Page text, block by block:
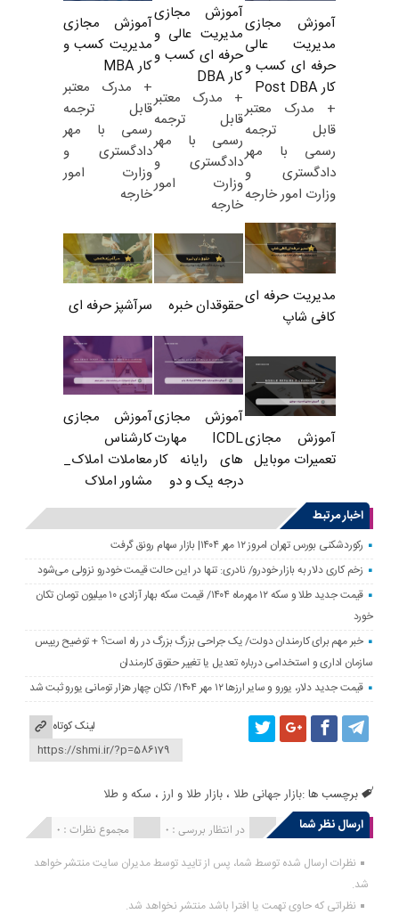
آموزش مجازی
مدیریت عالی
حرفه ای کسب و
کار Post DBA
+ مدرک معتبر
قابل ترجمه
رسمی با مهر
دادگستری و
وزارت امور خارجه
آموزش مجازی
مدیریت عالی و
حرفه ای کسب و
کار DBA
+ مدرک معتبر
قابل ترجمه
رسمی با مهر
دادگستری و
وزارت امور
خارجه
آموزش مجازی
مدیریت کسب و
کار MBA
+ مدرک معتبر
قابل ترجمه
رسمی با مهر
دادگستری و
وزارت امور
خارجه
مدیریت حرفه ای
کافی شاپ
حقوقدان خبره سرآشپز حرفه ای
آموزش مجازی
تعمیرات موبایل
آموزش مجازی
ICDL مهارت
های رایانه کار
درجه یک و دو
آموزش مجازی
کارشناس
معاملات املاک_
مشاور املاک
اخبار مرتبط
رکوردشکنی بورس تهران امروز ۱۲ مهر ۱۴۰۴| بازار سهام رونق گرفت
زخم کاری دلار به بازار خودرو/ نادری: تنها در این حالت قیمت خودرو نزولی می‌شود
قیمت جدید طلا و سکه ۱۲ مهرماه ۱۴۰۴/ قیمت سکه بهار آزادی ۱۰ میلیون تومان تکان
خورد
خبر مهم برای کارمندان دولت/ یک جراحی بزرگ بزرگ در راه است؟ + توضیح رییس
سازمان اداری و استخدامی درباره تعدیل یا تغییر حقوق کارمندان
قیمت جدید دلار، یورو و سایر ارزها ۱۲ مهر ۱۴۰۴/ تکان چهار هزار تومانی یورو ثبت شد
لینک کوتاه
برچسب ها :بازار جهانی طلا ،بازار طلا و ارز ، سکه و طلا
ارسال نظر شما
مجموع نظرات : 0 در انتظار بررسی : 0 انتشار یافته : 0
نظرات ارسال شده توسط شما، پس از تایید توسط مدیران سایت منتشر خواهد
شد.
نظراتی که حاوی تهمت یا افترا باشد منتشر نخواهد شد.